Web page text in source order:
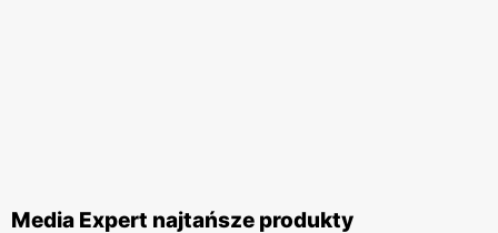
Media Expert najtańsze produkty